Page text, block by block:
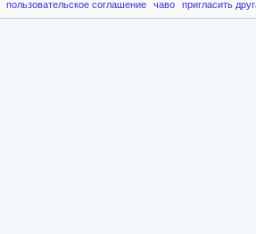
пользовательское соглашение чаво пригласить